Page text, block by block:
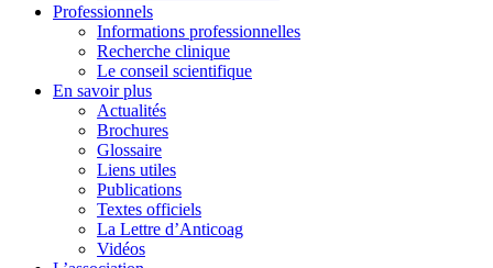
Professionnels
Informations professionnelles
Recherche clinique
Le conseil scientifique
En savoir plus
Actualités
Brochures
Glossaire
Liens utiles
Publications
Textes officiels
La Lettre d’Anticoag
Vidéos